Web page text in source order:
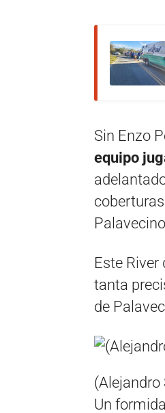
Sin Enzo
equipo
Este
tanta
de
(Alejandro
Un